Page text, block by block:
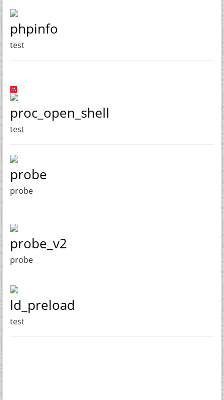
phpinfo
test
proc_open_shell
test
probe
probe
probe_v2
probe
ld_preload
test